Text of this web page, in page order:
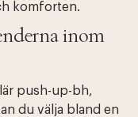
komforten.
inom
push-up-bh,
du välja bland en